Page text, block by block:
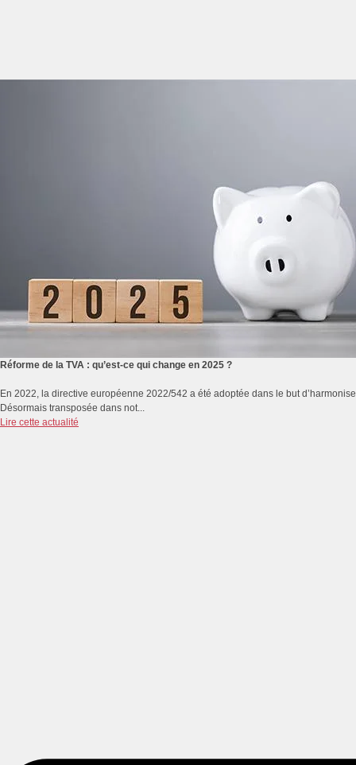
Réforme de la TVA : qu’est-ce qui change en 2025 ?
En 2022, la directive européenne 2022/542 a été adoptée dans le but
Désormais transposée dans not...
Lire cette actualité